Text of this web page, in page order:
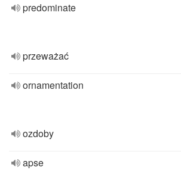
predominate
przeważać
ornamentation
ozdoby
apse